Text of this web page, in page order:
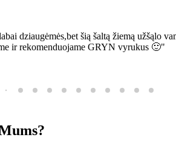
dziaugėmės,bet šią šaltą žiemą užšąlo
ir rekomenduojame GRYN vyrukus 🙂"